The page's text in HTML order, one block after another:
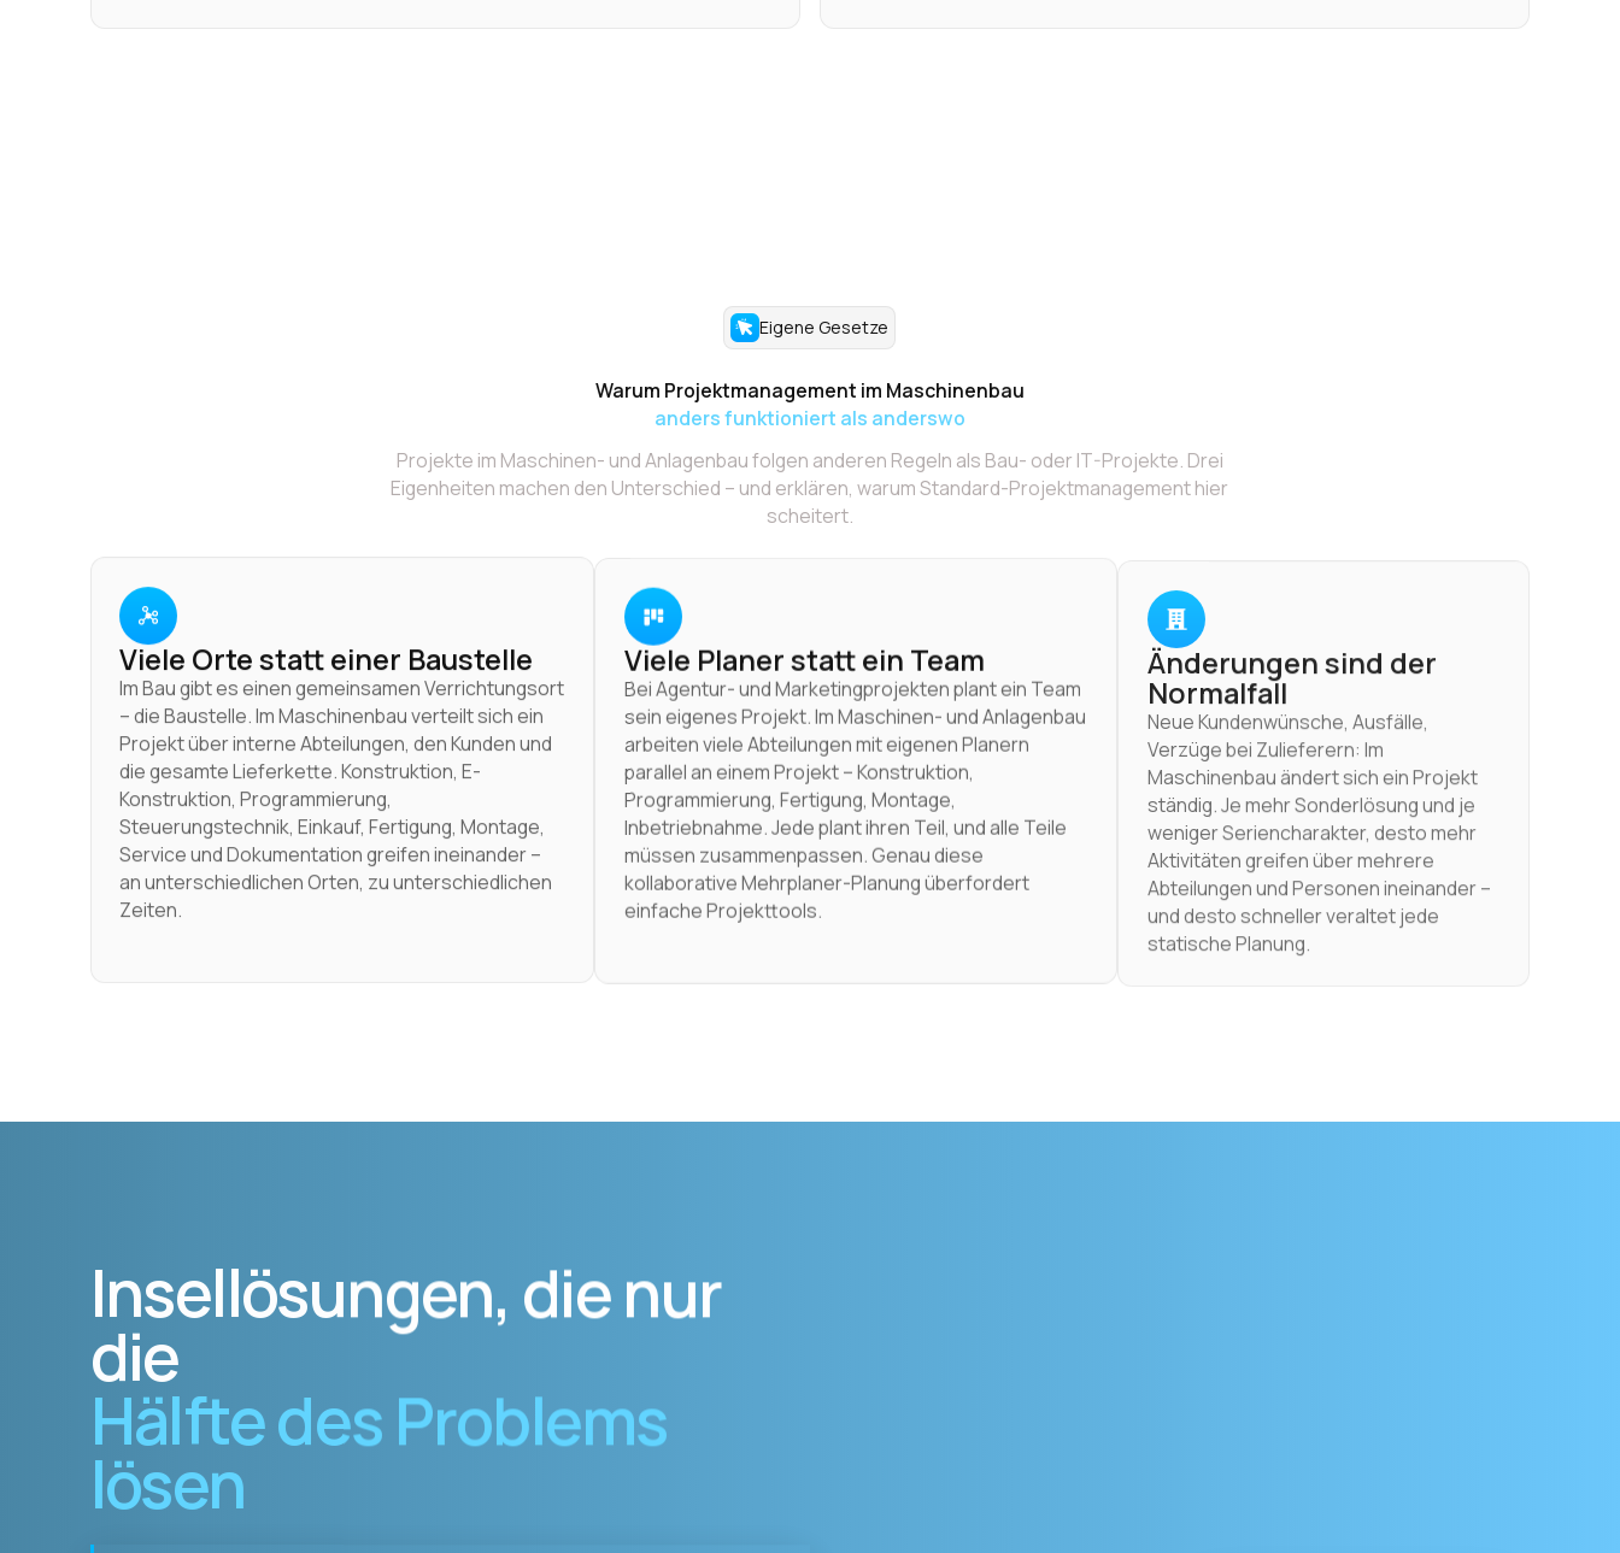
Eigene Gesetze
Warum Projektmanagement im Maschinenbau
anders funktioniert als anderswo
Projekte im Maschinen- und Anlagenbau folgen anderen Regeln als Bau- oder IT-Projekte. Drei
Eigenheiten machen den Unterschied – und erklären, warum Standard-Projektmanagement hier
scheitert.
Viele Orte statt einer Baustelle
Im Bau gibt es einen gemeinsamen Verrichtungsort
– die Baustelle. Im Maschinenbau verteilt sich ein
Projekt über interne Abteilungen, den Kunden und
die gesamte Lieferkette. Konstruktion, E-
Konstruktion, Programmierung,
Steuerungstechnik, Einkauf, Fertigung, Montage,
Service und Dokumentation greifen ineinander –
an unterschiedlichen Orten, zu unterschiedlichen
Zeiten.
Viele Planer statt ein Team
Bei Agentur- und Marketingprojekten plant ein Team
sein eigenes Projekt. Im Maschinen- und Anlagenbau
arbeiten viele Abteilungen mit eigenen Planern
parallel an einem Projekt – Konstruktion,
Programmierung, Fertigung, Montage,
Inbetriebnahme. Jede plant ihren Teil, und alle Teile
müssen zusammenpassen. Genau diese
kollaborative Mehrplaner-Planung überfordert
einfache Projekttools.
Änderungen sind der
Normalfall
Neue Kundenwünsche, Ausfälle,
Verzüge bei Zulieferern: Im
Maschinenbau ändert sich ein Projekt
ständig. Je mehr Sonderlösung und je
weniger Seriencharakter, desto mehr
Aktivitäten greifen über mehrere
Abteilungen und Personen ineinander –
und desto schneller veraltet jede
statische Planung.
Insellösungen, die nur
die
Hälfte des Problems
lösen